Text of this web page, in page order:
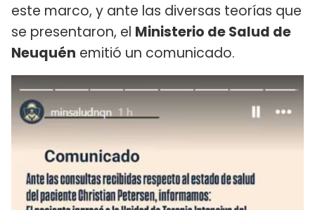
este marco, y ante las diversas teorías que
se presentaron, el Ministerio de Salud de
Neuquén emitió un comunicado.